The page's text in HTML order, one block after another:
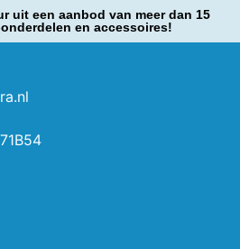
uit een aanbod van meer dan 15
en accessoires!